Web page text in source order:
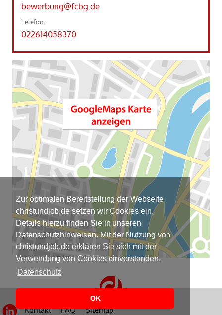
Zur optimalen Bereitstellung der Webseite
christundjob.de setzen wir Cookies ein.
Details hierzu finden Sie in unseren
Datenschutzhinweisen. Mit der Nutzung von
christundjob.de erklären Sie sich mit der
Verwendung von Cookies einverstanden.
Datenschutz
OK
bewerbung@fcbg.de
Telefon:
022614058370
Kontakt FAQ Sitemap